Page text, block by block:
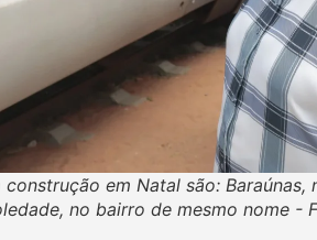
em Natal são:
no bairro de mesmo nome -